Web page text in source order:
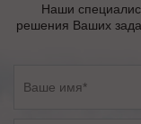
Наши
решения Ваших